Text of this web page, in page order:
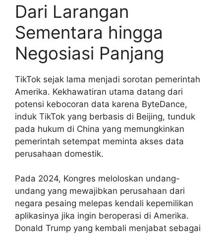
Dari Larangan
Sementara hingga
Negosiasi Panjang
TikTok sejak lama menjadi sorotan pemerintah
Amerika. Kekhawatiran utama datang dari
potensi kebocoran data karena ByteDance,
induk TikTok yang berbasis di Beijing, tunduk
pada hukum di China yang memungkinkan
pemerintah setempat meminta akses data
perusahaan domestik.
Pada 2024, Kongres meloloskan undang-
undang yang mewajibkan perusahaan dari
negara pesaing melepas kendali kepemilikan
aplikasinya jika ingin beroperasi di Amerika.
Donald Trump yang kembali menjabat sebagai